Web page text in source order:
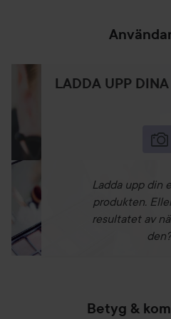
LADDA UPP
Ladda upp din
produkten.
resultatet av
Betyg &